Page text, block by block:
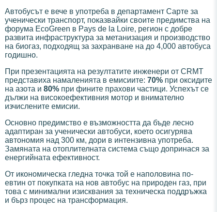
Автобусът е вече в употреба в департамент Сарте за
ученически транспорт, показвайки своите предимства на
форума EcoGreen в Pays de la Loire, регион с добре
развита инфраструктура за метанизация и производство
на биогаз, подходящ за захранване на до 4,000 автобуса
годишно.
При презентацията на резултатите инженери от CRMT
представиха намаленията в емисиите: 70% при оксидите
на азота и 80% при фините прахови частици. Успехът се
дължи на високоефективния мотор и внимателно
изчислените емисии.
Основно предимство е възможността да бъде лесно
адаптиран за ученически автобуси, което осигурява
автономия над 300 км, дори в интензивна употреба.
Замяната на отоплителната система също допринася за
енергийната ефективност.
От икономическа гледна точка той е наполовина по-
евтин от покупката на нов автобус на природен газ, при
това с минимални изисквания за техническа поддръжка
и бърз процес на трансформация.